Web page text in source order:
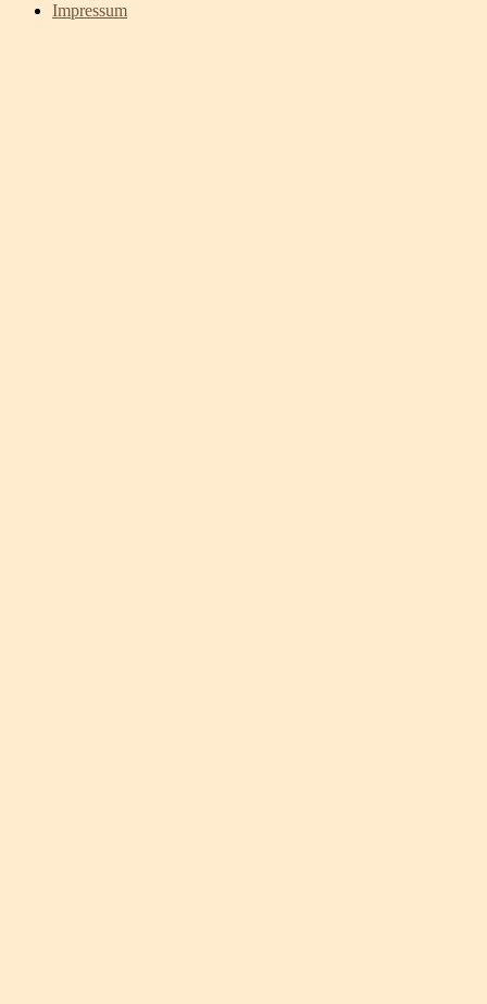
Impressum